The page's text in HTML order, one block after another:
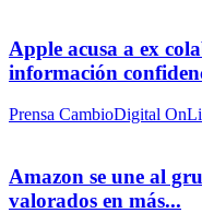
Apple acusa a ex
información
Prensa CambioDigital
Amazon se une al
valorados en más...